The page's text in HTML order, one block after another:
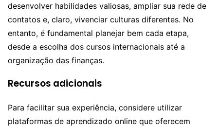
desenvolver habilidades valiosas, ampliar sua rede de
contatos e, claro, vivenciar culturas diferentes. No
entanto, é fundamental planejar bem cada etapa,
desde a escolha dos cursos internacionais até a
organização das finanças.
Recursos adicionais
Para facilitar sua experiência, considere utilizar
plataformas de aprendizado online que oferecem